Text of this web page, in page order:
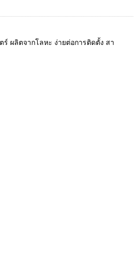
ผลิตจากโลหะ ง่ายต่อการติดตั้ง สา